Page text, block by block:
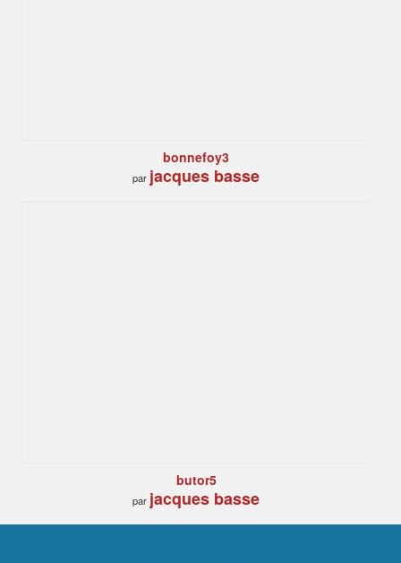
bonnefoy3
par jacques basse
butor5
par jacques basse